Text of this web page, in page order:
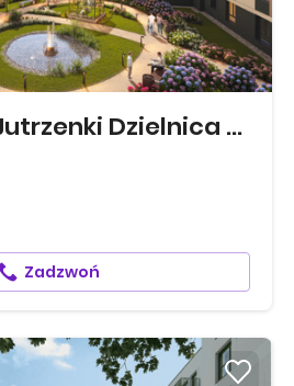
Miasteczko Jutrzenki Dzielnica Horte...
Zadzwoń